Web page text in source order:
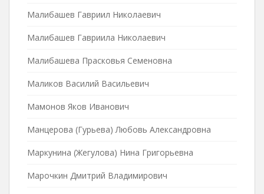
Малибашев Гавриил Николаевич
Малибашев Гавриила Николаевич
Малибашева Прасковья Семеновна
Маликов Василий Васильевич
Мамонов Яков Иванович
Манцерова (Гурьева) Любовь Александровна
Маркунина (Жегулова) Нина Григорьевна
Марочкин Дмитрий Владимирович